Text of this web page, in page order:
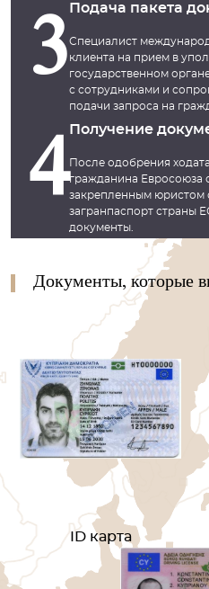
3
Подача пакета
Специалист
клиента на прием в
государственном
с сотрудниками и
подачи запроса на
4
Получение
После одобрения
гражданина Евросоюза
закрепленным юристом
загранпаспорт страны
документы.
Документы, которые
ID карта